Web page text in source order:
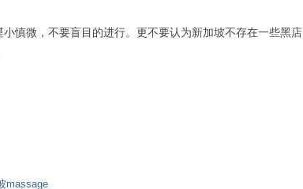
慎微，不要盲目的进行。更不要认为新加坡不存在一些黑
massage